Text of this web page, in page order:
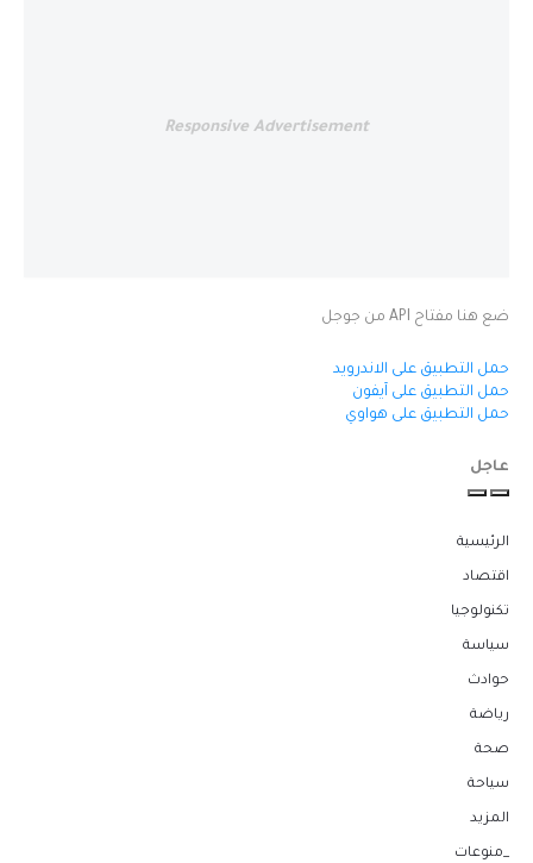
Responsive Advertisement
ضع هنا مفتاح API من جوجل
حمل التطبيق على الاندرويد
حمل التطبيق على آيفون
حمل التطبيق على هواوي
عاجل
الرئيسية
اقتصاد
تكنولوجيا
سياسة
حوادث
رياضة
صحة
سياحة
المزيد
_منوعات